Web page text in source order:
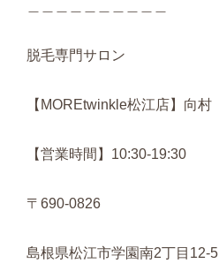
脱毛専門サロン
【MOREtwinkle松江店】向村
【営業時間】10:30-19:30
〒690-0826
島根県松江市学園南2丁目12-5